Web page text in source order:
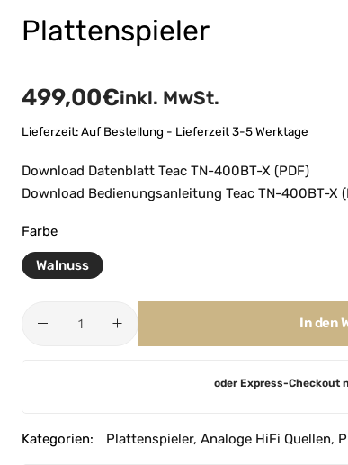
Plattenspieler
499,00€inkl. MwSt.
Lieferzeit:Auf Bestellung - Lieferzeit 3-5 Werktage
Download Datenblatt Teac TN-400BT-X (PDF)
Download Bedienungsanleitung Teac TN-400BT-X
Farbe
Walnuss
In den
e
oder Express-Checkout
Kategorien: Plattenspieler, Analoge HiFi Quellen,